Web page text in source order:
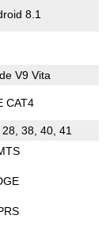
8.1
V9 Vita
CAT4
28, 38, 40, 41